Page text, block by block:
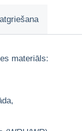
materiāls: